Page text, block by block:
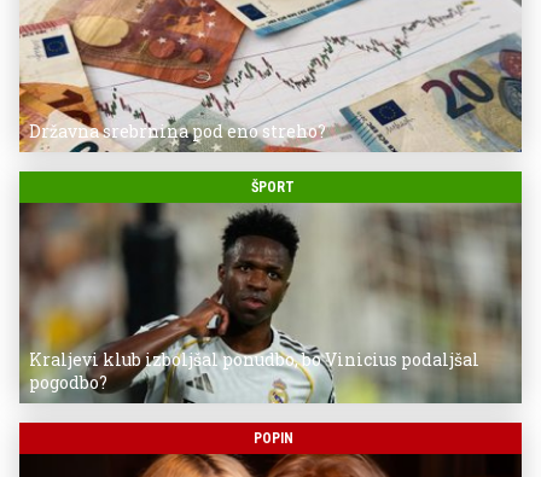
Državna srebrnina pod eno streho?
ŠPORT
Kraljevi klub izboljšal ponudbo, bo Vinicius podaljšal
pogodbo?
POPIN